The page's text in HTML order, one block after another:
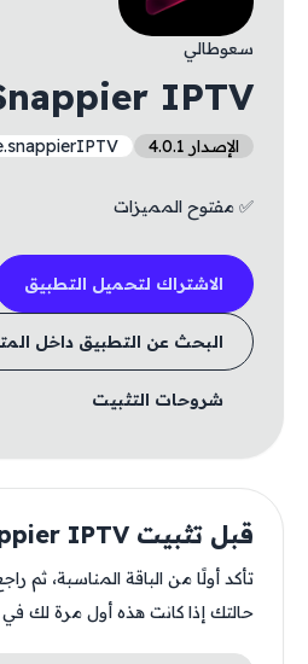
سعوطالي
IPTV
الإصدار 4.0.1
✅ مفتوح المميزات
الاشتراك لتحميل التطبيق
البحث عن التطبيق داخل
شروحات التثبيت
قبل تثبيت Snappier IPTV
تأكد أولًا من الباقة المناسبة، ثم
حالتك إذا كانت هذه أول مرة لك في